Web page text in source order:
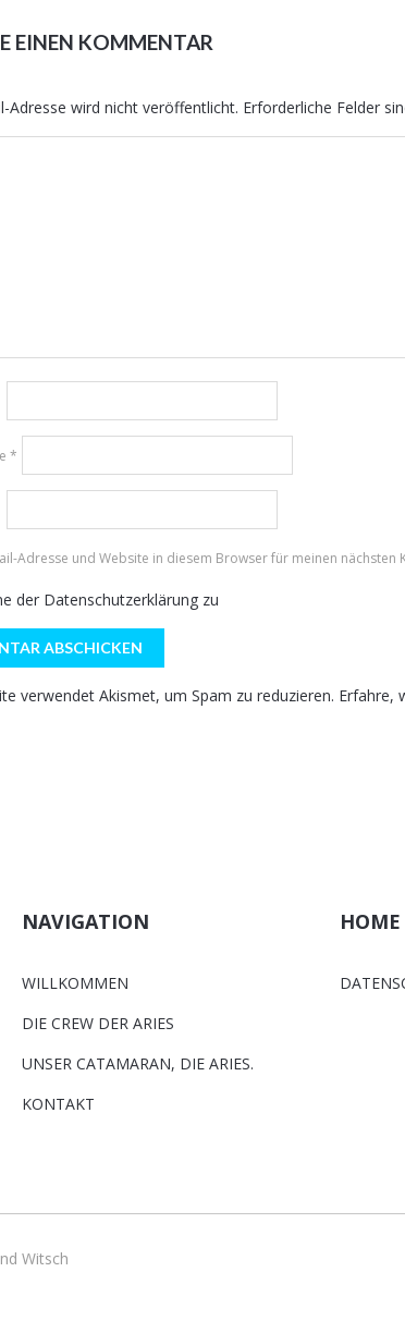
EINEN KOMMENTAR
Adresse wird nicht veröffentlicht. Erforderliche Felder
*
Adresse und Website in diesem Browser für meinen nächsten
der Datenschutzerklärung zu
verwendet Akismet, um Spam zu reduzieren. Erfahre,
NAVIGATION
WILLKOMMEN
DIE CREW DER ARIES
UNSER CATAMARAN, DIE ARIES.
KONTAKT
HOME
Witsch